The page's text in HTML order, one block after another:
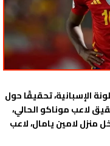
الإسبانية، تحقيقًا حول
لاعب موناكو الحالي،
منزل لامين يامال، لاعب